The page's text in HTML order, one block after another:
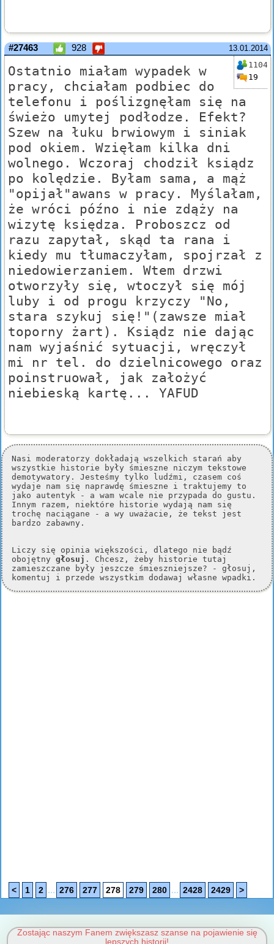
13.01.2014
#27463 928
1104
19
Ostatnio miałam wypadek w
pracy, chciałam podbiec do
telefonu i poślizgnęłam się na
świeżo umytej podłodze. Efekt?
Szew na łuku brwiowym i siniak
pod okiem. Wzięłam kilka dni
wolnego. Wczoraj chodził ksiądz
po kolędzie. Byłam sama, a mąż
"opijał"awans w pracy. Myślałam,
że wróci późno i nie zdąży na
wizytę księdza. Proboszcz od
razu zapytał, skąd ta rana i
kiedy mu tłumaczyłam, spojrzał z
niedowierzaniem. Wtem drzwi
otworzyły się, wtoczył się mój
luby i od progu krzyczy "No,
stara szykuj się!"(zawsze miał
toporny żart). Ksiądz nie dając
nam wyjaśnić sytuacji, wręczył
mi nr tel. do dzielnicowego oraz
poinstruował, jak założyć
niebieską kartę... YAFUD
Nasi moderatorzy dokładają wszelkich starań aby
wszystkie historie były śmieszne niczym tekstowe
demotywatory. Jesteśmy tylko ludźmi, czasem coś
wydaje nam się naprawdę śmieszne i traktujemy to
jako autentyk - a wam wcale nie przypada do gustu.
Innym razem, niektóre historie wydają nam się
trochę naciągane - a wy uważacie, że tekst jest
bardzo zabawny.
Liczy się opinia większości, dlatego nie bądź
obojętny głosuj . Chcesz, żeby historie tutaj
zamieszczane były jeszcze śmieszniejsze? - głosuj,
komentuj i przede wszystkim dodawaj własne wpadki.
< 1 2 ... 276 277 278 279 280 ... 2428 2429 >
Zostając naszym Fanem zwiększasz szanse na pojawienie się
lepszych historii!